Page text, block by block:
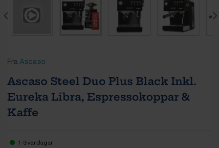
Fra Ascaso
Ascaso Steel Duo Plus Black Inkl.
Eureka Libra, Espressokoppar &
Kaffe
1-3 vardagar